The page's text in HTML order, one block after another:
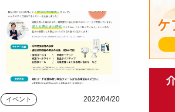
イベント 2022/04/20